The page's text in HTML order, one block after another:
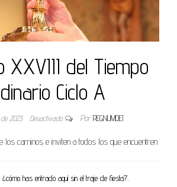
XXVIII del Tiempo
Ciclo A
2023 Desactivado Por REGNUMDEI
los caminos e inviten a todos los que encuentren
¿cómo has entrado aquí sin el traje de fiesta?’.